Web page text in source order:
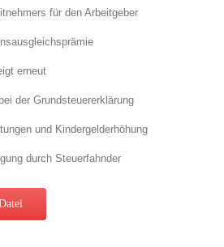
für den Arbeitgeber
erneut
der Grundsteuererklärung
und Kindergelderhöhung
durch Steuerfahnder